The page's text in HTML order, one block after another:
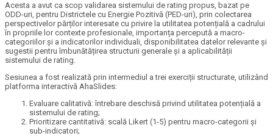
Acesta a avut ca scop validarea sistemului de rating propus, bazat pe
ODD-uri, pentru Districtele cu Energie Pozitivă (PED-uri), prin colectarea
perspectivelor părților interesate cu privire la utilitatea potențială a cadrului
în propriile lor contexte profesionale, importanța percepută a macro-
categoriilor și a indicatorilor individuali, disponibilitatea datelor relevante și
sugestii pentru îmbunătățirea structurii generale și a aplicabilității
sistemului de rating.
Sesiunea a fost realizată prin intermediul a trei exerciții structurate, utilizând
platforma interactivă AhaSlides:
Evaluare calitativă: întrebare deschisă privind utilitatea potențială a
sistemului de rating;
Prioritizare cantitativă: scală Likert (1-5) pentru macro-categorii și
sub-indicatori;